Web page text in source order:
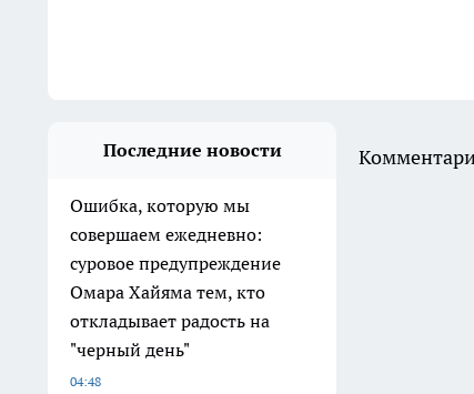
Последние новости
Ошибка, которую мы
совершаем ежедневно:
суровое предупреждение
Омара Хайяма тем, кто
откладывает радость на
"черный день"
04:48